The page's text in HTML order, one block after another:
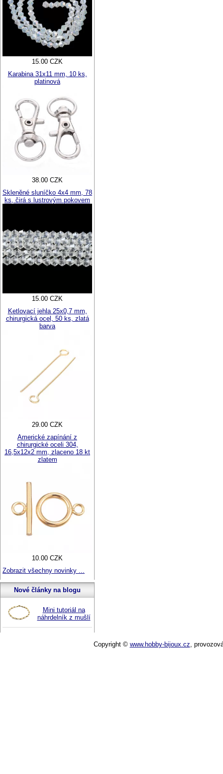
15.00 CZK
Karabina 31x11 mm, 10 ks,
platinová
38.00 CZK
Skleněné sluníčko 4x4 mm, 78
ks, čirá s lustrovým pokovem
15.00 CZK
Ketlovací jehla 25x0,7 mm,
chirurgická ocel, 50 ks, zlatá
barva
29.00 CZK
Americké zapínání z
chirurgické oceli 304,
16,5x12x2 mm, zlaceno 18 kt
zlatem
10.00 CZK
Zobrazit všechny novinky ...
Nové články na blogu
Mini tutoriál na
náhrdelník z mušlí
Copyright © www.hobby-bijoux.cz